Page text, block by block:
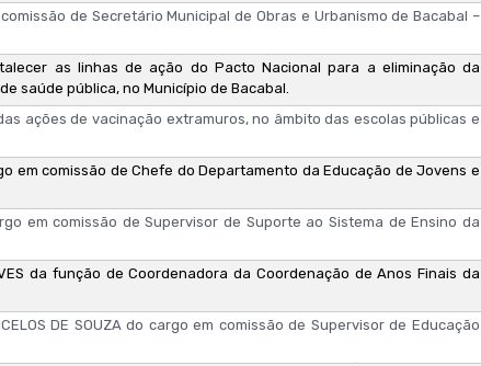
comissão de Secretário Municipal de Obras e Urbanismo de Bacabal –
as linhas de ação do Pacto Nacional para a eliminação da
saúde pública, no Município de Bacabal.
ações de vacinação extramuros, no âmbito das escolas públicas e
em comissão de Chefe do Departamento da Educação de Jovens e
em comissão de Supervisor de Suporte ao Sistema de Ensino da
da função de Coordenadora da Coordenação de Anos Finais da
DE SOUZA do cargo em comissão de Supervisor de Educação